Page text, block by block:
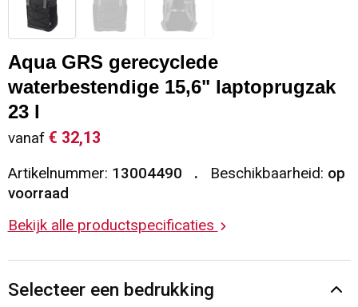
Sleutelhangers en Lanyards
Snoepgoed
Spellen voor binnen en buiten
Veiligheid, Auto en Fiets
Vrije tijd en Strand
Waterflesjes
Vesten
Gilets
Blazers
Restauranttextiel
Reflecterende vesten
Hoofdbescherming
Reflecterende polo's
Handschoenen en Sjaals
Gehoorbescherming
Oog- en gelaatsbescherming
Aqua GRS gerecyclede
waterbestendige 15,6" laptoprugzak
23 l
vanaf € 32,13
Artikelnummer: 13004490 Beschikbaarheid: op
voorraad
Bekijk alle productspecificaties
Selecteer een bedrukking